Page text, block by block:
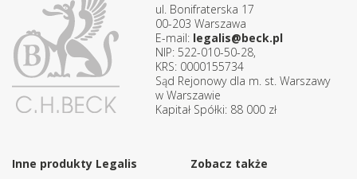
ul. Bonifraterska 17
00-203 Warszawa
E-mail: legalis@beck.pl
NIP: 522-010-50-28,
KRS: 0000155734
Sąd Rejonowy dla m. st. Warszawy
w Warszawie
Kapitał Spółki: 88 000 zł
Inne produkty Legalis Zobacz także